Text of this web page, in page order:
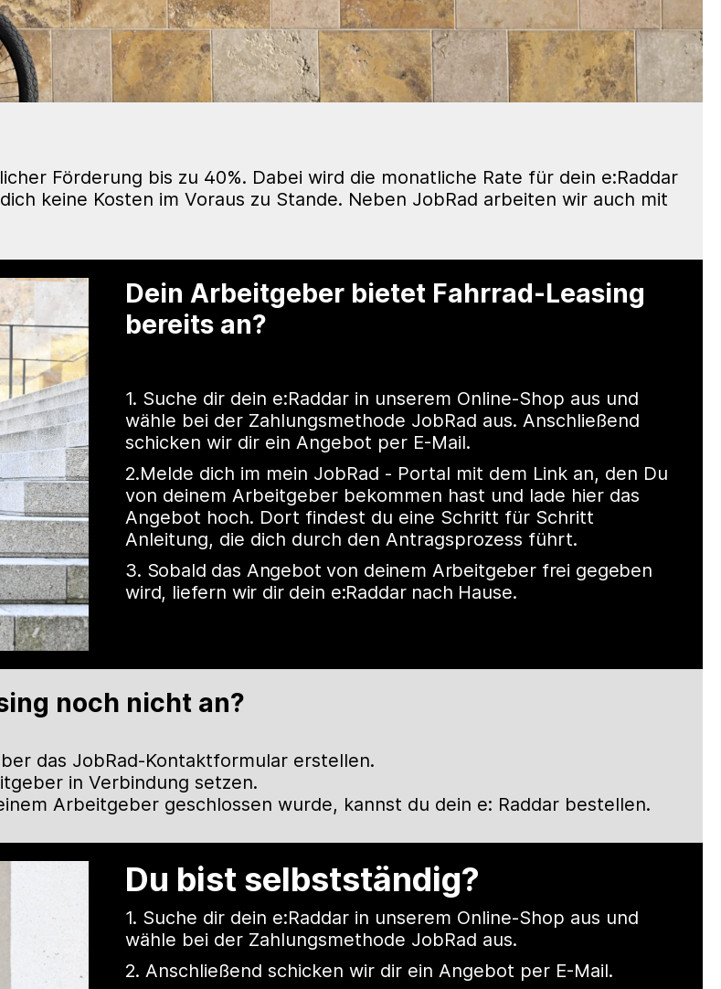
Förderung bis zu 40%. Dabei wird die monatliche Rate für dein e:Raddar
keine Kosten im Voraus zu Stande. Neben JobRad arbeiten wir auch mit
Dein Arbeitgeber bietet Fahrrad-Leasing
bereits an?
1. Suche dir dein e:Raddar in unserem Online-Shop aus und
wähle bei der Zahlungsmethode JobRad aus. Anschließend
schicken wir dir ein Angebot per E-Mail.
2.Melde dich im mein JobRad - Portal mit dem Link an, den Du
von deinem Arbeitgeber bekommen hast und lade hier das
Angebot hoch. Dort findest du eine Schritt für Schritt
Anleitung, die dich durch den Antragsprozess führt.
3. Sobald das Angebot von deinem Arbeitgeber frei gegeben
wird, liefern wir dir dein e:Raddar nach Hause.
noch nicht an?
das JobRad-Kontaktformular erstellen.
in Verbindung setzen.
Arbeitgeber geschlossen wurde, kannst du dein e: Raddar bestellen.
Du bist selbstständig?
1. Suche dir dein e:Raddar in unserem Online-Shop aus und
wähle bei der Zahlungsmethode JobRad aus.
2. Anschließend schicken wir dir ein Angebot per E-Mail.